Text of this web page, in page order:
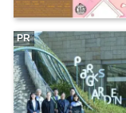
PR